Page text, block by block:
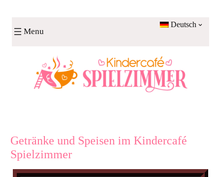
springenMenu
Deutsch
Getränke und Speisen im Kindercafé
Spielzimmer